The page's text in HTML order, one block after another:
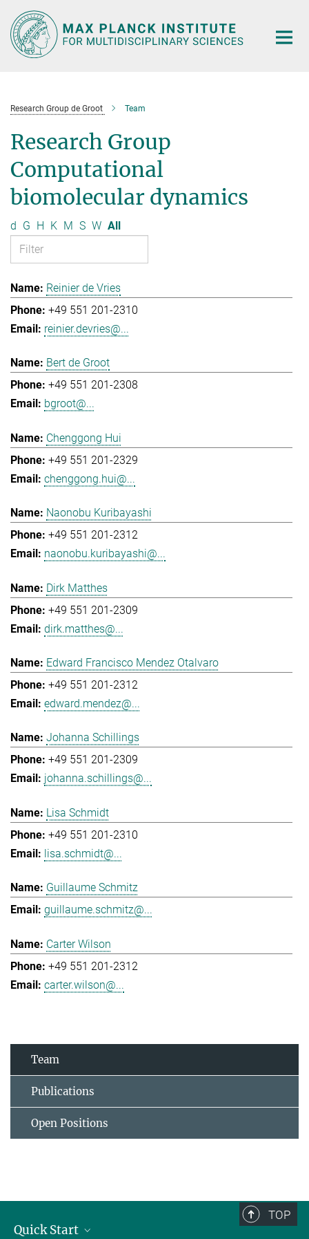
Main-
Content
Research Group de Groot Team
Research Group
Computational
biomolecular dynamics
d G H K M S W All
Reinier de Vries
+49 551 201-2310
reinier.devries@...
Bert de Groot
+49 551 201-2308
bgroot@...
Chenggong Hui
+49 551 201-2329
chenggong.hui@...
Naonobu Kuribayashi
+49 551 201-2312
naonobu.kuribayashi@...
Dirk Matthes
+49 551 201-2309
dirk.matthes@...
Edward Francisco Mendez Otalvaro
+49 551 201-2312
edward.mendez@...
Johanna Schillings
+49 551 201-2309
johanna.schillings@...
Lisa Schmidt
+49 551 201-2310
lisa.schmidt@...
Guillaume Schmitz
guillaume.schmitz@...
Carter Wilson
+49 551 201-2312
carter.wilson@...
Team
Publications
Open Positions
TOP
Quick Start